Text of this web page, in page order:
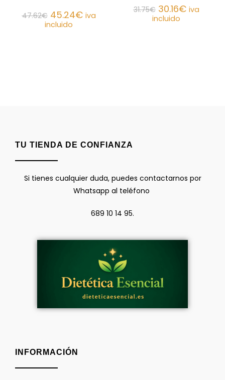
47.62€ 45.24€ iva
incluido
31.75€ 30.16€ iva
incluido
TU TIENDA DE CONFIANZA
Si tienes cualquier duda, puedes contactarnos por
Whatsapp al teléfono
689 10 14 95.
INFORMACIÓN